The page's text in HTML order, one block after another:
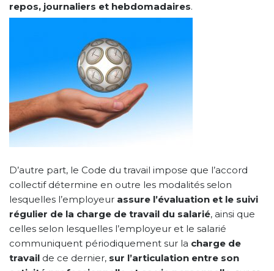
repos, journaliers et hebdomadaires.
D’autre part, le Code du travail impose que l’accord
collectif détermine en outre les modalités selon
lesquelles l’employeur assure l’évaluation et le suivi
régulier de la charge de travail du salarié, ainsi que
celles selon lesquelles l’employeur et le salarié
communiquent périodiquement sur la charge de
travail de ce dernier, sur l’articulation entre son